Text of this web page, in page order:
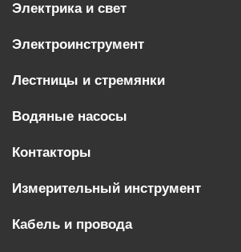
Электрика и свет
Электроинструмент
Лестницы и стремянки
Водяные насосы
Контакторы
Измерительный инструмент
Кабель и провода